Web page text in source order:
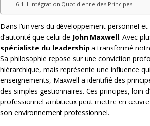
L’Intégration Quotidienne des Principes
Dans l’univers du développement personnel
d’autorité que celui de John Maxwell. Avec
spécialiste du leadership a transformé
Sa philosophie repose sur une conviction
hiérarchique, mais représente une influence
enseignements, Maxwell a identifié des
des simples gestionnaires. Ces principes, loin
professionnel ambitieux peut mettre en
son environnement professionnel.